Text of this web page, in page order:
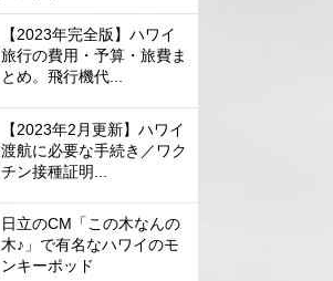
【2023年完全版】ハワイ
旅行の費用・予算・旅費ま
とめ。飛行機代...
【2023年2月更新】ハワイ
渡航に必要な手続き／ワク
チン接種証明...
日立のCM「この木なんの
木♪」で有名なハワイのモ
ンキーポッド